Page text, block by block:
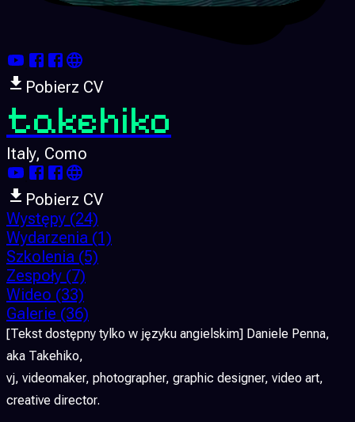
Pobierz CV
takehiko
Italy, Como
Pobierz CV
Występy (24)
Wydarzenia (1)
Szkolenia (5)
Zespoły (7)
Wideo (33)
Galerie (36)
[Tekst dostępny tylko w języku angielskim] Daniele Penna,
aka Takehiko,
vj, videomaker, photographer, graphic designer, video art,
creative director.